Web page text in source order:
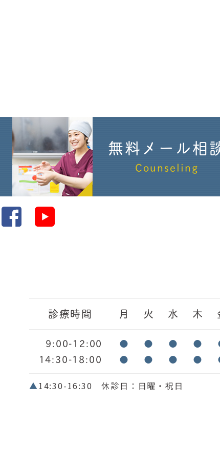
無料メール相
Counseling
診療時間 月 火 水 木
9:00-12:00 ● ● ● ●
14:30-18:00
● ● ● ●
▲14:30-16:30 休診日：日曜・祝日